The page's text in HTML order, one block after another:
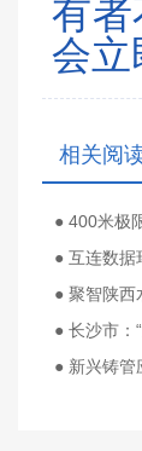
有者
会立
相关阅
● 聚智陕西
● 长沙市：